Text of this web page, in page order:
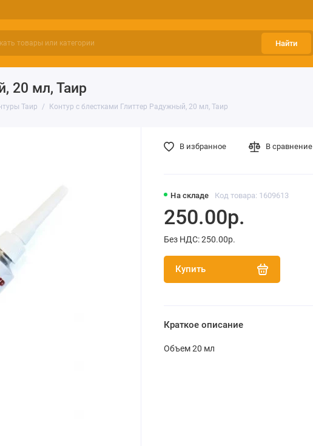
Найти
20 мл, Таир
Таир Контур с блестками Глиттер Радужный, 20 мл, Таир
На складе Код товара: 1609613
250.00р.
Без НДС: 250.00р.
Купить
В избранное В сравнение
Краткое описание
Объем 20 мл